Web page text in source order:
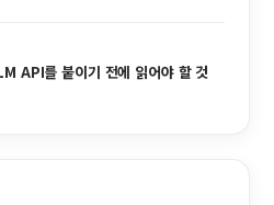
API를 붙이기 전에 읽어야 할 것